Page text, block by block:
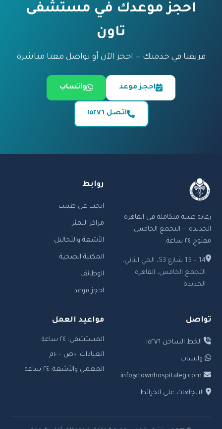
احجز موعدك في مستشفى
تاون
فريقنا في خدمتك — احجز الآن أو تواصل معنا مباشرة
احجز موعد واتساب
اتصل ١٥٢٧٦
رعاية طبية متكاملة في القاهرة
الجديدة — التجمع الخامس.
مفتوح ٢٤ ساعة.
14 – 15 شارع 53، الحي الثاني،
التجمع الخامس، القاهرة
الجديدة
روابط
ابحث عن طبيب
مراكز التميّز
الأشعة والتحاليل
المكتبة الصحية
الوظائف
احجز موعد
تواصل
الخط الساخن ١٥٢٧٦
واتساب
الاتجاهات على الخرائط
مواعيد العمل
المستشفى: ٢٤ ساعة
العيادات: ١٠ص – ١٠م
المعمل والأشعة: ٢٤ ساعة